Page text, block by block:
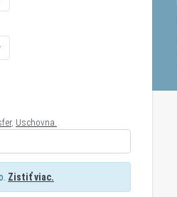
, Uschovna.
Zistiť viac.